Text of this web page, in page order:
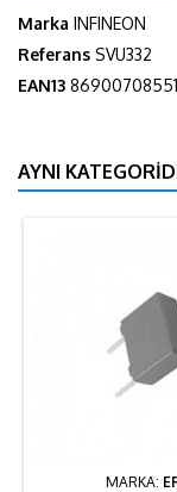
Marka INFINEON
Referans SVU332
EAN13
AYNI
MARKA: